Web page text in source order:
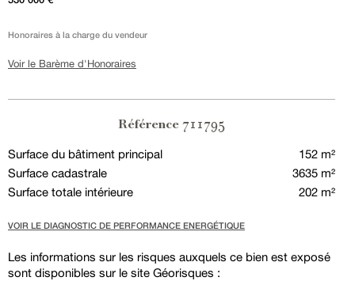
Honoraires à la charge du vendeur
Voir le Barème d'Honoraires
Référence 711795
Surface du bâtiment principal
152 m²
Surface cadastrale
3635 m²
Surface totale intérieure
202 m²
VOIR LE DIAGNOSTIC DE PERFORMANCE ENERGÉTIQUE
Les informations sur les risques auxquels ce bien est exposé
sont disponibles sur le site Géorisques :